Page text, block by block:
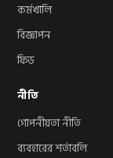
কর্মখালি
বিজ্ঞাপন
ফিড
নীতি
গোপনীয়তা নীতি
ব্যবহারের শর্তাবলি